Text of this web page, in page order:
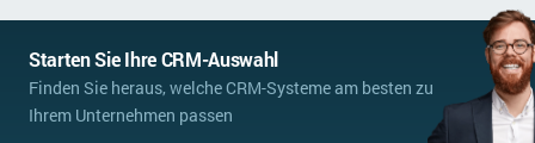
Starten Sie Ihre CRM-Auswahl
Finden Sie heraus, welche CRM-Systeme am besten zu
Ihrem Unternehmen passen